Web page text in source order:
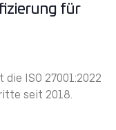
für
ISO 27001:2022
seit 2018.